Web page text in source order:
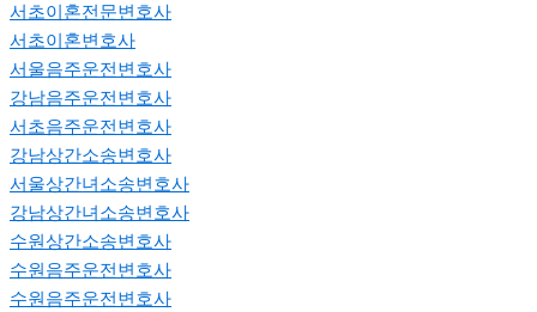
서초이혼전문변호사
서초이혼변호사
서울음주운전변호사
강남음주운전변호사
서초음주운전변호사
강남상간소송변호사
서울상간녀소송변호사
강남상간녀소송변호사
수원상간소송변호사
수원음주운전변호사
수원음주운전변호사